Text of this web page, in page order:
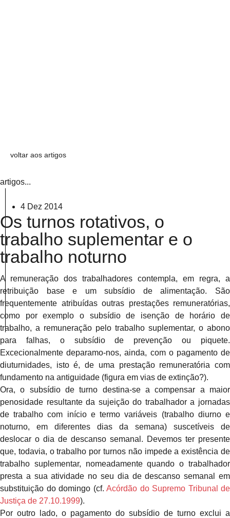
voltar aos artigos
artigos...
4 Dez 2014
Os turnos rotativos, o
trabalho suplementar e o
trabalho noturno
A remuneração dos trabalhadores contempla, em regra, a
retribuição base e um subsídio de alimentação. São
frequentemente atribuídas outras prestações remuneratórias,
como por exemplo o subsídio de isenção de horário de
trabalho, a remuneração pelo trabalho suplementar, o abono
para falhas, o subsídio de prevenção ou piquete.
Excecionalmente deparamo-nos, ainda, com o pagamento de
diuturnidades, isto é, de uma prestação remuneratória com
fundamento na antiguidade (figura em vias de extinção?).
Ora, o subsídio de turno destina-se a compensar a maior
penosidade resultante da sujeição do trabalhador a jornadas
de trabalho com início e termo variáveis (trabalho diurno e
noturno, em diferentes dias da semana) suscetíveis de
deslocar o dia de descanso semanal. Devemos ter presente
que, todavia, o trabalho por turnos não impede a existência de
trabalho suplementar, nomeadamente quando o trabalhador
presta a sua atividade no seu dia de descanso semanal em
substituição do domingo (cf. Acórdão do Supremo Tribunal de
Justiça de 27.10.1999).
Por outro lado, o pagamento do subsídio de turno exclui a